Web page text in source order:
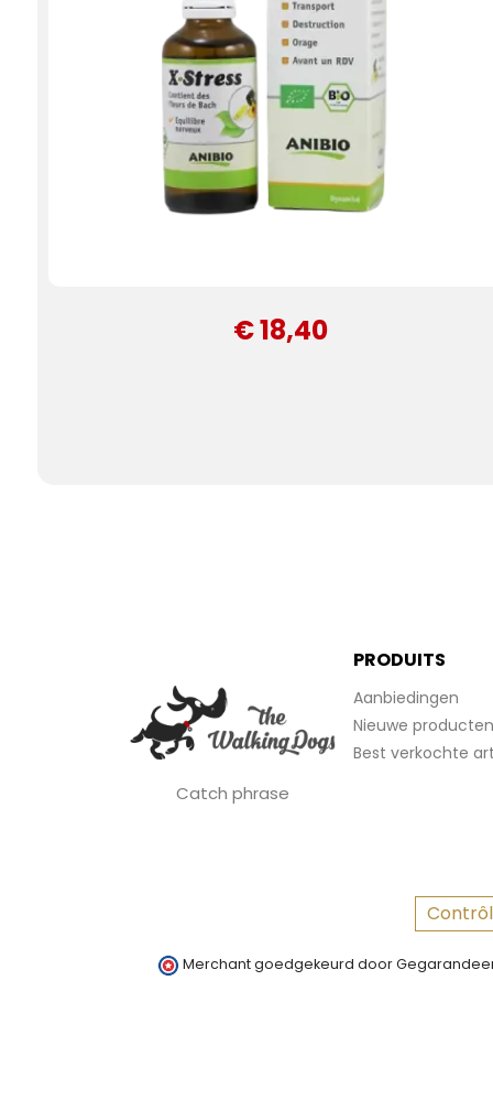
€ 18,40
Catch phrase
PRODUITS
Aanbiedingen
Nieuwe producten
Best verkochte
Merchant goedgekeurd door